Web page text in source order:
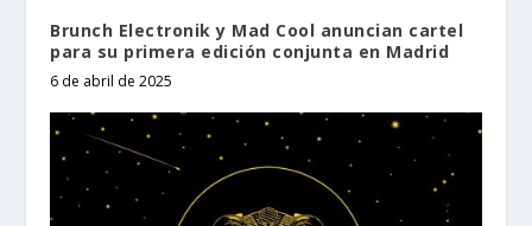
Brunch Electronik y Mad Cool anuncian cartel
para su primera edición conjunta en Madrid
6 de abril de 2025